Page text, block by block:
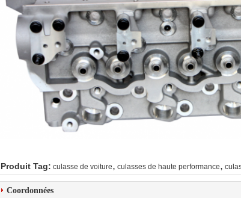
Produit Tag: culasse de voiture, culasses de haute performance,
Coordonnées